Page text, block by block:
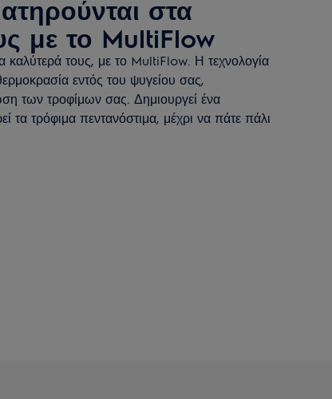
στα
με το MultiFlow
καλύτερά τους, με το MultiFlow. Η τεχνολογία
εντός του ψυγείου σας,
των τροφίμων σας. Δημιουργεί ένα
τα τρόφιμα πεντανόστιμα, μέχρι να πάτε πάλι